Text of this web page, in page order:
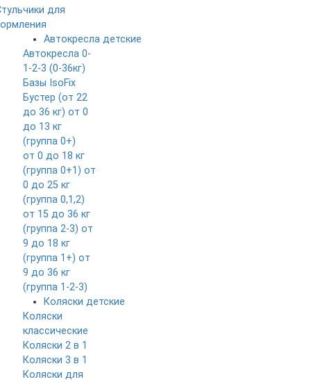
для
Автокресла детские
Автокресла 0-
1-2-3 (0-36кг)
Базы IsoFix
Бустер (от 22
до 36 кг) от 0
до 13 кг
(группа 0+)
от 0 до 18 кг
(группа 0+1) от
0 до 25 кг
(группа 0,1,2)
от 15 до 36 кг
(группа 2-3) от
9 до 18 кг
(группа 1+) от
9 до 36 кг
(группа 1-2-3)
Коляски детские
Коляски
классические
Коляски 2 в 1
Коляски 3 в 1
Коляски для